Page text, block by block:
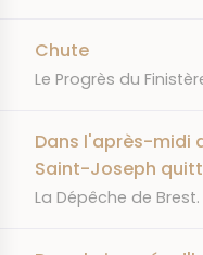
Chute
JOURNAL
Le Progrès du
Dans l'après-midi
Saint-Joseph
JOURNAL
La Dépêche de